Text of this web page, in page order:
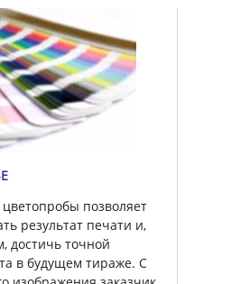
позволяет
результат печати и,
достичь точной
в будущем тираже. С